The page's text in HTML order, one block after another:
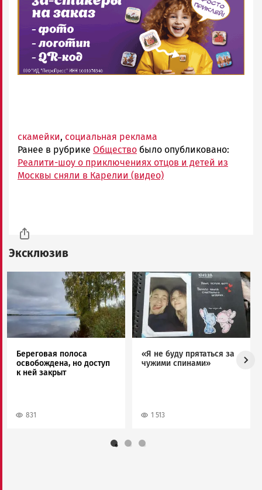
скамейки, социальная реклама
Ранее в рубрике Общество было опубликовано:
Реалити-шоу о приключениях отцов и детей из
Москвы сняли в Карелии (видео)
Эксклюзив
Береговая полоса
освобождена, но доступ
к ней закрыт
831
Image
«Я не буду прятаться за
чужими спинами»
1 513